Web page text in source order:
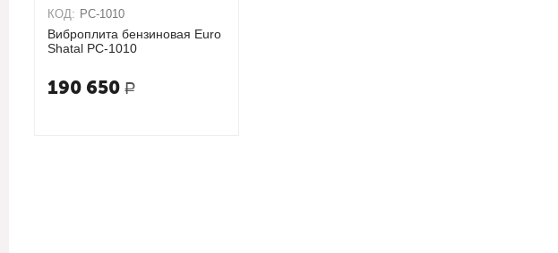
КОД: PC-1010
Виброплита бензиновая Euro
Shatal PC-1010
190 650 Р